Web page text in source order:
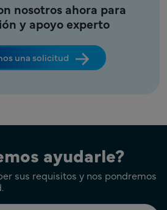
nosotros ahora para
y apoyo experto
una solicitud
ayudarle?
sus requisitos y nos pondremos